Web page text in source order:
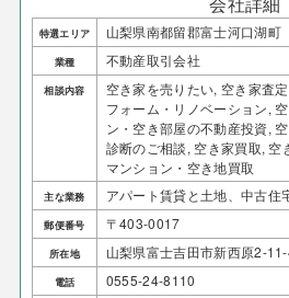
特選エリア 山梨県南都留郡富士河口湖町
業種 不動産取引会社
相談内容
空き家を売りたい, 空き家査
フォーム・リノベーション,
ン・空き部屋の不動産投資,
診断のご相談, 空き家買取, 空
マンション・空き地買取
主な業務 アパート賃貸と土地、中古住
郵便番号 〒403-0017
所在地 山梨県富士吉田市新西原2-
電話 0555-24-8110